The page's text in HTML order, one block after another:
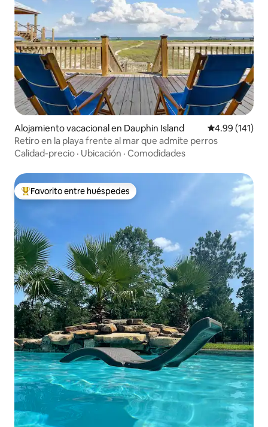
Alojamiento vacacional en Dauphin Island Calificación
4.99 (141)
Retiro en la playa frente al mar que admite perros
Calidad-precio · Ubicación · Comodidades
Favorito entre huéspedes preferido
Favorito entre huéspedes